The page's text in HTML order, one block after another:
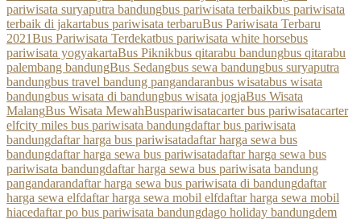
pariwisata suryaputra bandungbus pariwisata terbaikbus pariwisata
terbaik di jakartabus pariwisata terbaruBus Pariwisata Terbaru
2021Bus Pariwisata Terdekatbus pariwisata white horsebus
pariwisata yogyakartaBus Piknikbus qitarabu bandungbus qitarabu
palembang bandungBus Sedangbus sewa bandungbus suryaputra
bandungbus travel bandung pangandaranbus wisatabus wisata
bandungbus wisata di bandungbus wisata jogjaBus Wisata
MalangBus Wisata MewahBuspariwisatacarter bus pariwisatacarter
elfcity miles bus pariwisata bandungdaftar bus pariwisata
bandungdaftar harga bus pariwisatadaftar harga sewa bus
bandungdaftar harga sewa bus pariwisatadaftar harga sewa bus
pariwisata bandungdaftar harga sewa bus pariwisata bandung
pangandarandaftar harga sewa bus pariwisata di bandungdaftar
harga sewa elfdaftar harga sewa mobil elfdaftar harga sewa mobil
hiacedaftar po bus pariwisata bandungdago holiday bandungdem